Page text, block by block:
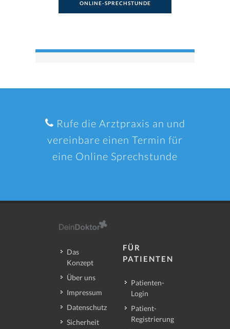
ONLINE-SPRECHSTUNDE
Rufe die Arztpraxis an und
vereinbare einen Termin für
eine Online Sprechstunde
Das
Konzept
Über uns
Impressum
Datenschutz
Sicherheit
FÜR
PATIENTEN
Patienten-
Login
Patient-
Registrierung